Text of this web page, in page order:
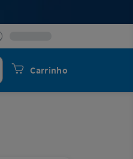
Carrinho
Procurar